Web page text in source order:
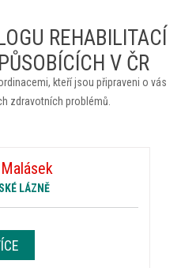
REHABILITACÍ
V ČR
kteří jsou připraveni o vás
zdravotních problémů.
LÁZNĚ